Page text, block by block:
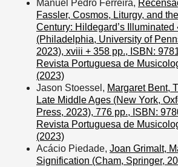
Manuel Pedro Ferreira,
Fassler, Cosmos, Liturgy, and
Century: Hildegard’s Illuminated
(Philadelphia, University of
2023), xviii + 358 pp., ISBN:
Revista Portuguesa de
(2023)
Jason Stoessel, Margaret Bent,
Late Middle Ages (New York,
Press, 2023), 776 pp., ISBN:
Revista Portuguesa de
(2023)
Acácio Piedade, Joan Grimalt,
Signification (Cham, Springer,